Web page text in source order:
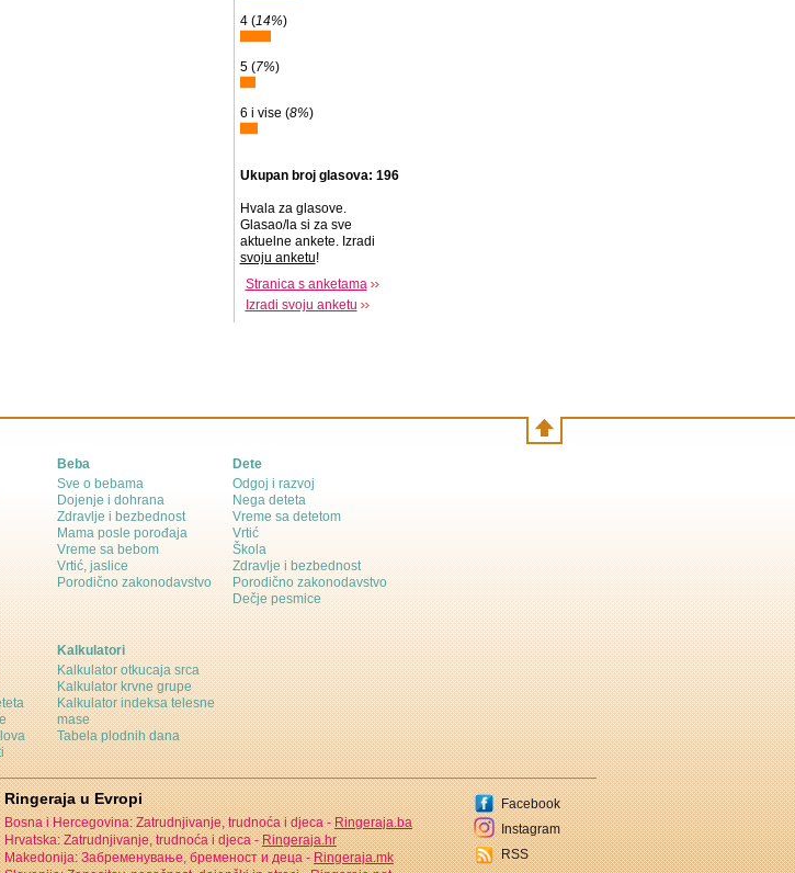
4 (14%)
5 (7%)
6 i vise (8%)
Ukupan broj glasova: 196
Hvala za glasove.
Glasao/la si za sve
aktuelne ankete. Izradi
svoju anketu!
Stranica s anketama
Izradi svoju anketu
Beba
Sve o bebama
Dojenje i dohrana
Zdravlje i bezbednost
Mama posle porođaja
Vreme sa bebom
Vrtić, jaslice
Porodično zakonodavstvo
Dete
Odgoj i razvoj
Nega deteta
Vreme sa detetom
Vrtić
Škola
Zdravlje i bezbednost
Porodično zakonodavstvo
Dečje pesmice
Kalkulatori
Kalkulator otkucaja srca
Kalkulator krvne grupe
Kalkulator indeksa telesne
mase
Tabela plodnih dana
Ringeraja u Evropi
Bosna i Hercegovina: Zatrudnjivanje, trudnoća i djeca -Ringeraja.ba
Hrvatska: Zatrudnjivanje, trudnoća i djeca -Ringeraja.hr
Makedonija: Забременување, бременост и деца -Ringeraja.mk
Facebook
Instagram
RSS